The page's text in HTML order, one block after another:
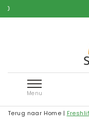
Menu
Terug naar Home |